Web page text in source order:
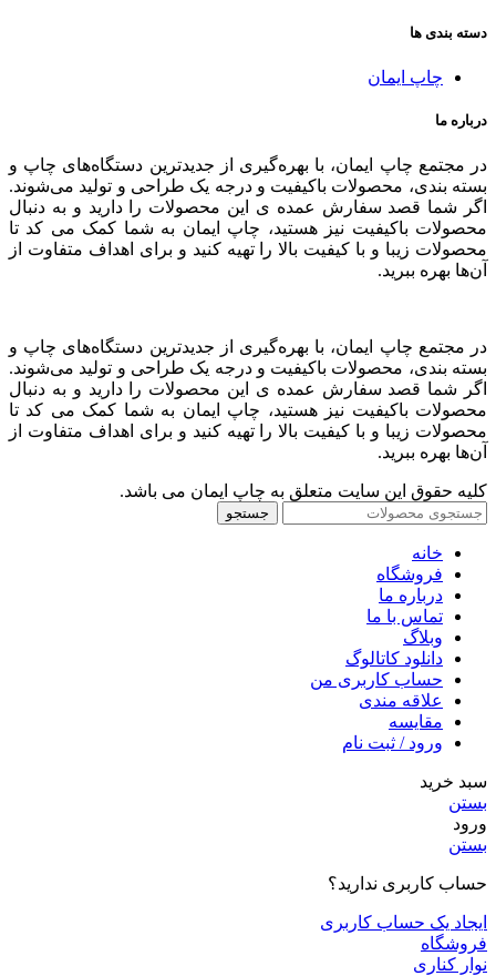
دسته بندی ها
چاپ ایمان
درباره ما
در مجتمع چاپ ایمان، با بهره‌گیری از جدیدترین دستگاه‌های چاپ و
بسته بندی، محصولات باکیفیت و درجه یک طراحی و تولید می‌شوند.
اگر شما قصد سفارش عمده ی این محصولات را دارید و به‌ دنبال
محصولات باکیفیت نیز هستید، چاپ ایمان به شما کمک می کد تا
محصولات زیبا و با کیفیت بالا را تهیه کنید و برای اهداف متفاوت از
آن‌ها بهره ببرید.
در مجتمع چاپ ایمان، با بهره‌گیری از جدیدترین دستگاه‌های چاپ و
بسته بندی، محصولات باکیفیت و درجه یک طراحی و تولید می‌شوند.
اگر شما قصد سفارش عمده ی این محصولات را دارید و به‌ دنبال
محصولات باکیفیت نیز هستید، چاپ ایمان به شما کمک می کد تا
محصولات زیبا و با کیفیت بالا را تهیه کنید و برای اهداف متفاوت از
آن‌ها بهره ببرید.
کلیه حقوق این سایت متعلق به چاپ ایمان می باشد.
جستجو
خانه
فروشگاه
درباره ما
تماس با ما
وبلاگ
دانلود کاتالوگ
حساب کاربری من
علاقه مندی
مقايسه
ورود / ثبت نام
سبد خرید
بستن
ورود
بستن
حساب کاربری ندارید؟
ایجاد یک حساب کاربری
فروشگاه
نوار کناری